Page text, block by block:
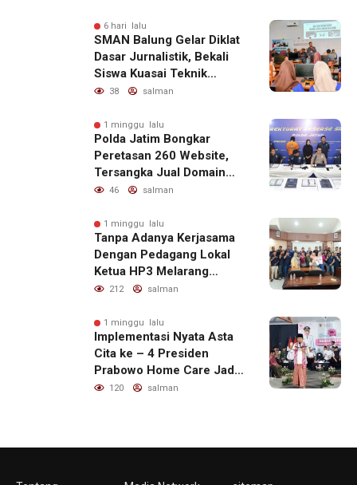
6 hari lalu
SMAN Balung Gelar Diklat
Dasar Jurnalistik, Bekali
Siswa Kuasai Teknik
Menulis Berita yang
38 salman
1 minggu lalu
Polda Jatim Bongkar
Peretasan 260 Website,
Tersangka Jual Domain
untuk Promosi Judi Online
46 salman
1 minggu lalu
Tanpa Adanya Kerjasama
Dengan Pedagang Lokal
Ketua HP3 Melarang
Aktifitas Pedagang Ikan
Pelabuhan
212 salman
1 minggu lalu
Implementasi Nyata Asta
Cita ke – 4 Presiden
Prabowo Home Care Jadi
Program Percontohan
120 salman